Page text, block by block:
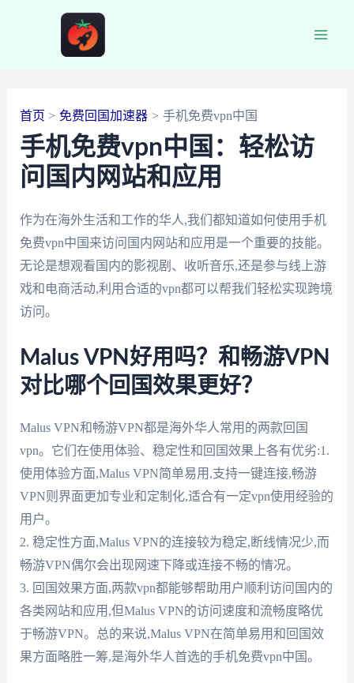
首页 免费回国加速器 手机免费vpn中国
手机免费vpn中国：轻松访
问国内网站和应用
作为在海外生活和工作的华人,我们都知道如何使用手机
免费vpn中国来访问国内网站和应用是一个重要的技能。
无论是想观看国内的影视剧、收听音乐,还是参与线上游
戏和电商活动,利用合适的vpn都可以帮我们轻松实现跨境
访问。
Malus VPN好用吗？和畅游VPN
对比哪个回国效果更好？
Malus VPN和畅游VPN都是海外华人常用的两款回国
vpn。它们在使用体验、稳定性和回国效果上各有优劣:1.
使用体验方面,Malus VPN简单易用,支持一键连接,畅游
VPN则界面更加专业和定制化,适合有一定vpn使用经验的
用户。
2. 稳定性方面,Malus VPN的连接较为稳定,断线情况少,而
畅游VPN偶尔会出现网速下降或连接不畅的情况。
3. 回国效果方面,两款vpn都能够帮助用户顺利访问国内的
各类网站和应用,但Malus VPN的访问速度和流畅度略优
于畅游VPN。总的来说,Malus VPN在简单易用和回国效
果方面略胜一筹,是海外华人首选的手机免费vpn中国。